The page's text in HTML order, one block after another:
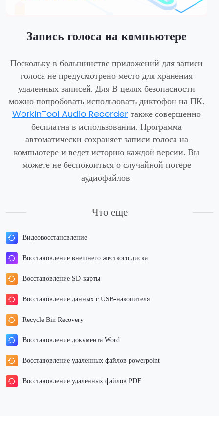
Запись голоса на компьютере
Поскольку в большинстве приложений для записи
голоса не предусмотрено место для хранения
удаленных записей. Для В целях безопасности
можно попробовать использовать диктофон на ПК.
WorkinTool Audio Recorderтакже совершенно
бесплатна в использовании. Программа
автоматически сохраняет записи голоса на
компьютере и ведет историю каждой версии. Вы
можете не беспокоиться о случайной потере
аудиофайлов.
Что еще
Видеовосстановление
Восстановление внешнего жесткого диска
Восстановление SD-карты
Восстановление данных с USB-накопителя
Recycle Bin Recovery
Восстановление документа Word
Восстановление удаленных файлов powerpoint
Восстановление удаленных файлов PDF